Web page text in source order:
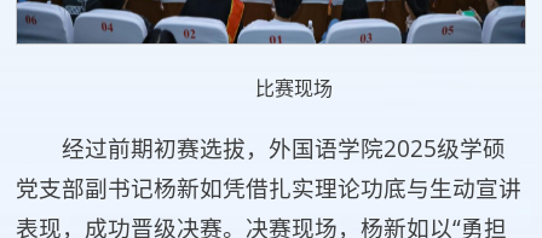
比赛现场
经过前期初赛选拔，外国语学院2025级学硕
党支部副书记杨新如凭借扎实理论功底与生动宣讲
表现，成功晋级决赛。决赛现场，杨新如以“勇担